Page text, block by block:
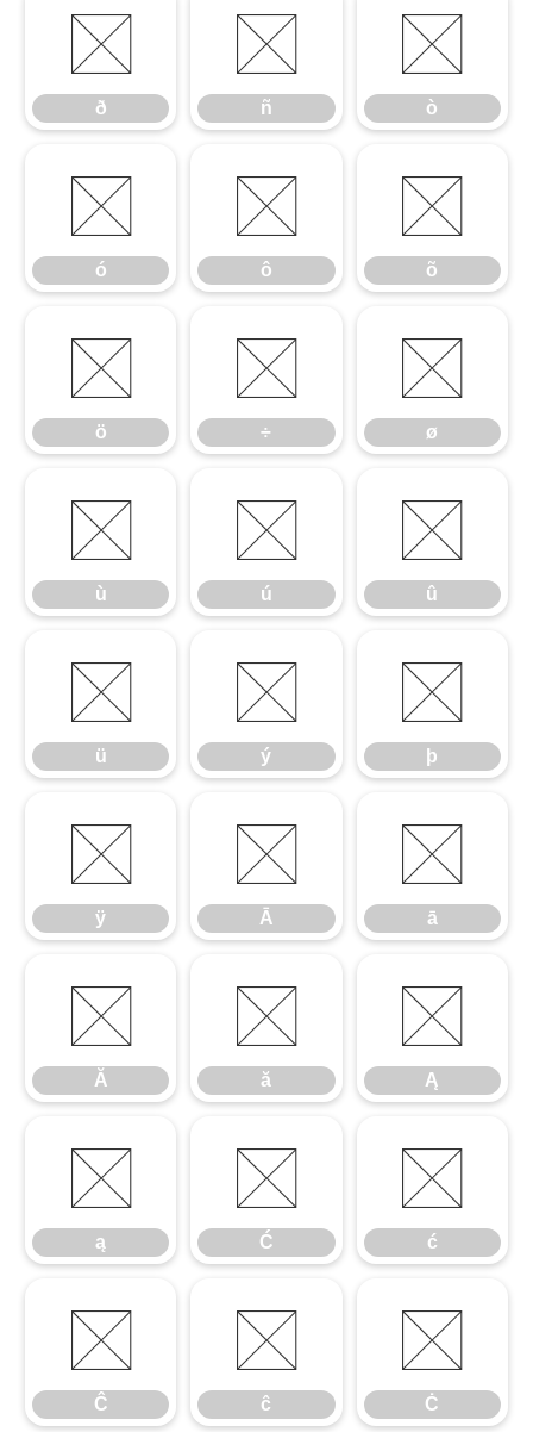
ð
ð
ñ
ñ
ò
ò
ó
ó
ô
ô
õ
õ
ö
ö
÷
÷
ø
ø
ù
ù
ú
ú
û
û
ü
ü
ý
ý
þ
þ
ÿ
ÿ
Ā
Ā
ā
ā
Ă
Ă
ă
ă
Ą
Ą
ą
ą
Ć
Ć
ć
ć
Ĉ
Ĉ
ĉ
ĉ
Ċ
Ċ